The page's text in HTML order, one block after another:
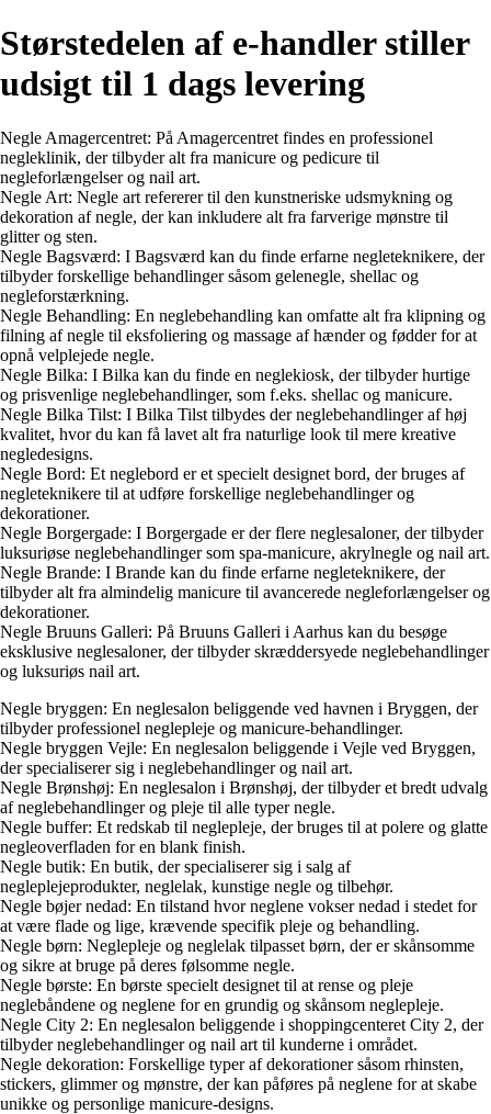
Størstedelen af e-handler stiller
udsigt til 1 dags levering
Negle Amagercentret: På Amagercentret findes en professionel
negleklinik, der tilbyder alt fra manicure og pedicure til
negleforlængelser og nail art.
Negle Art: Negle art refererer til den kunstneriske udsmykning og
dekoration af negle, der kan inkludere alt fra farverige mønstre til
glitter og sten.
Negle Bagsværd: I Bagsværd kan du finde erfarne negleteknikere, der
tilbyder forskellige behandlinger såsom gelenegle, shellac og
negleforstærkning.
Negle Behandling: En neglebehandling kan omfatte alt fra klipning og
filning af negle til eksfoliering og massage af hænder og fødder for at
opnå velplejede negle.
Negle Bilka: I Bilka kan du finde en neglekiosk, der tilbyder hurtige
og prisvenlige neglebehandlinger, som f.eks. shellac og manicure.
Negle Bilka Tilst: I Bilka Tilst tilbydes der neglebehandlinger af høj
kvalitet, hvor du kan få lavet alt fra naturlige look til mere kreative
negledesigns.
Negle Bord: Et neglebord er et specielt designet bord, der bruges af
negleteknikere til at udføre forskellige neglebehandlinger og
dekorationer.
Negle Borgergade: I Borgergade er der flere neglesaloner, der tilbyder
luksuriøse neglebehandlinger som spa-manicure, akrylnegle og nail art.
Negle Brande: I Brande kan du finde erfarne negleteknikere, der
tilbyder alt fra almindelig manicure til avancerede negleforlængelser og
dekorationer.
Negle Bruuns Galleri: På Bruuns Galleri i Aarhus kan du besøge
eksklusive neglesaloner, der tilbyder skræddersyede neglebehandlinger
og luksuriøs nail art.
Negle bryggen: En neglesalon beliggende ved havnen i Bryggen, der
tilbyder professionel neglepleje og manicure-behandlinger.
Negle bryggen Vejle: En neglesalon beliggende i Vejle ved Bryggen,
der specialiserer sig i neglebehandlinger og nail art.
Negle Brønshøj: En neglesalon i Brønshøj, der tilbyder et bredt udvalg
af neglebehandlinger og pleje til alle typer negle.
Negle buffer: Et redskab til neglepleje, der bruges til at polere og glatte
negleoverfladen for en blank finish.
Negle butik: En butik, der specialiserer sig i salg af
negleplejeprodukter, neglelak, kunstige negle og tilbehør.
Negle bøjer nedad: En tilstand hvor neglene vokser nedad i stedet for
at være flade og lige, krævende specifik pleje og behandling.
Negle børn: Neglepleje og neglelak tilpasset børn, der er skånsomme
og sikre at bruge på deres følsomme negle.
Negle børste: En børste specielt designet til at rense og pleje
neglebåndene og neglene for en grundig og skånsom neglepleje.
Negle City 2: En neglesalon beliggende i shoppingcenteret City 2, der
tilbyder neglebehandlinger og nail art til kunderne i området.
Negle dekoration: Forskellige typer af dekorationer såsom rhinsten,
stickers, glimmer og mønstre, der kan påføres på neglene for at skabe
unikke og personlige manicure-designs.